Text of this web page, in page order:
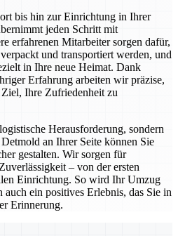
bis hin zur Einrichtung in Ihrer
jeden Schritt mit
erfahrenen Mitarbeiter sorgen dafür,
und transportiert werden, und
in Ihre neue Heimat. Dank
Erfahrung arbeiten wir präzise,
Ihre Zufriedenheit zu
Herausforderung, sondern
an Ihrer Seite können Sie
gestalten. Wir sorgen für
– von der ersten
Einrichtung. So wird Ihr Umzug
ein positives Erlebnis, das Sie in
Erinnerung.